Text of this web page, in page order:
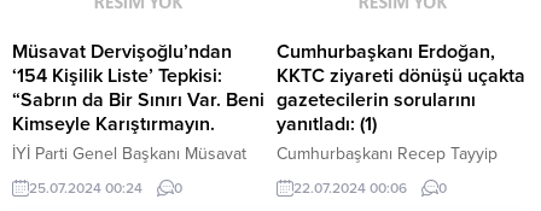
gerekiyor. Biz bu hissin bir
parçası olabiliyorsak eğer ne
mutlu bize” dedi.
zaman ‘A biz de böyleyiz, a sen
de aynı böylesin. Aynı bizim gibi’
diyeceği bir hikâye” dedi....
Müsavat Dervişoğlu’ndan
‘154 Kişilik Liste’ Tepkisi:
“Sabrın da Bir Sınırı Var. Beni
Kimseyle Karıştırmayın.
İYİ Parti Genel Başkanı Müsavat
Dervişoğlu, partisinin grup
toplantısında; "Kamuoyunu
25.07.2024 00:24 0
Cumhurbaşkanı Erdoğan,
KKTC ziyareti dönüşü uçakta
gazetecilerin sorularını
yanıtladı: (1)
Cumhurbaşkanı Recep Tayyip
Erdoğan, Kıbrıs'ta her iki tarafın
masaya eşit oturup eşit kalktığı bir
22.07.2024 00:06 0